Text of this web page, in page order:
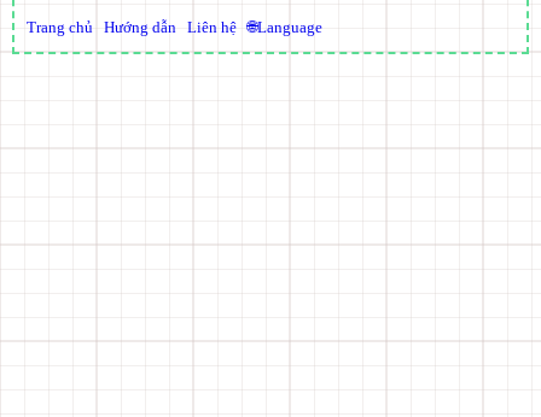
Trang chủ Hướng dẫn Liên hệ 🌐Language